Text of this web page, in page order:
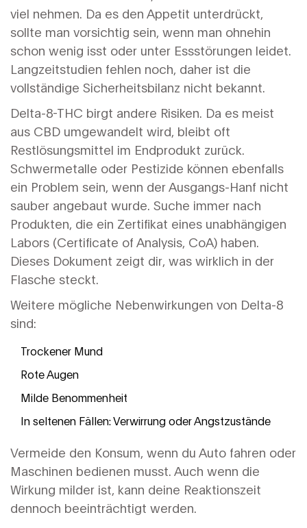
viel nehmen. Da es den Appetit unterdrückt,
sollte man vorsichtig sein, wenn man ohnehin
schon wenig isst oder unter Essstörungen leidet.
Langzeitstudien fehlen noch, daher ist die
vollständige Sicherheitsbilanz nicht bekannt.
Delta-8-THC birgt andere Risiken. Da es meist
aus CBD umgewandelt wird, bleibt oft
Restlösungsmittel im Endprodukt zurück.
Schwermetalle oder Pestizide können ebenfalls
ein Problem sein, wenn der Ausgangs-Hanf nicht
sauber angebaut wurde. Suche immer nach
Produkten, die ein Zertifikat eines unabhängigen
Labors (Certificate of Analysis, CoA) haben.
Dieses Dokument zeigt dir, was wirklich in der
Flasche steckt.
Weitere mögliche Nebenwirkungen von Delta-8
sind:
Trockener Mund
Rote Augen
Milde Benommenheit
In seltenen Fällen: Verwirrung oder Angstzustände
Vermeide den Konsum, wenn du Auto fahren oder
Maschinen bedienen musst. Auch wenn die
Wirkung milder ist, kann deine Reaktionszeit
dennoch beeinträchtigt werden.